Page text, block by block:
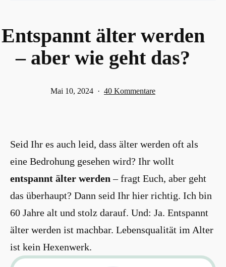
Entspannt älter werden
– aber wie geht das?
Veröffentlicht
Mai 10, 2024 40 Kommentarezu
–
aber
geht
das?
Seid Ihr es auch leid, dass älter werden oft als
eine Bedrohung gesehen wird? Ihr wollt
entspannt älter werden– fragt Euch, aber geht
das überhaupt? Dann seid Ihr hier richtig. Ich bin
60 Jahre alt und stolz darauf. Und: Ja. Entspannt
älter werden ist machbar. Lebensqualität im Alter
ist kein Hexenwerk.